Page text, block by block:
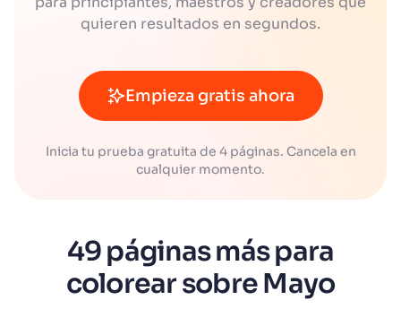
quieren resultados en segundos.
Empieza gratis ahora
Inicia tu prueba gratuita de 4 páginas. Cancela en
cualquier momento.
49 páginas más para
colorear sobre Mayo